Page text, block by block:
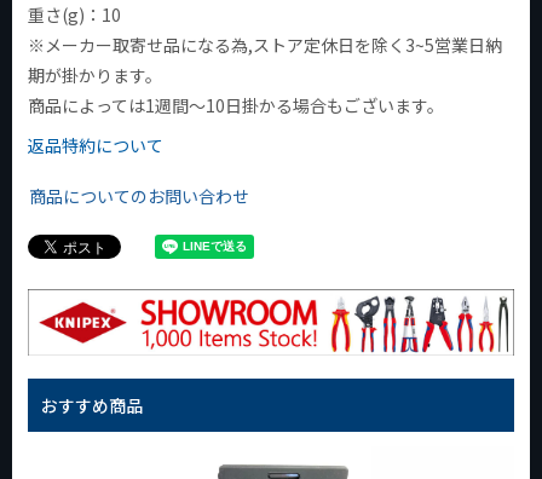
重さ(g)：10
※メーカー取寄せ品になる為,ストア定休日を除く3~5営業日納
期が掛かります。
商品によっては1週間～10日掛かる場合もございます。
返品特約について
商品についてのお問い合わせ
おすすめ商品